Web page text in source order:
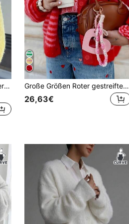
Damen Große Größen lockerer Strickpullover, Große Größen gerippter Pullover für den Herbst, Urlaubsbekleidung, beliebte Oberbekleidung für Frauen Gelb Herbst
Große Größen Roter gestreifter Strick-Cardigan, V-Ausschnitt Laternenärmel Cardigan Pullover, Lässiges Farbblock-Top geeignet für Herbst/Winter
26,63€